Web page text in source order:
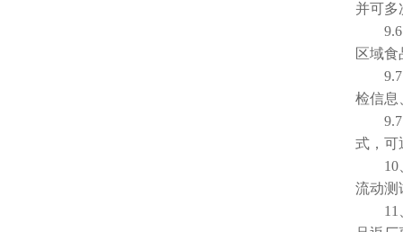
并可多
9.6、
区域
9.7.1
检信息
9.7.2
式，可
10、
流动测
11、